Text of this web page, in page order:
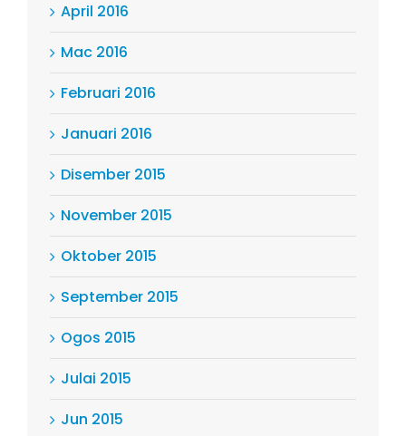
April 2016
Mac 2016
Februari 2016
Januari 2016
Disember 2015
November 2015
Oktober 2015
September 2015
Ogos 2015
Julai 2015
Jun 2015